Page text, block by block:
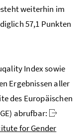
weiterhin im
57,1 Punkten
Index sowie
Ergebnissen aller
des Europäischen
abrufbar:
for Gender